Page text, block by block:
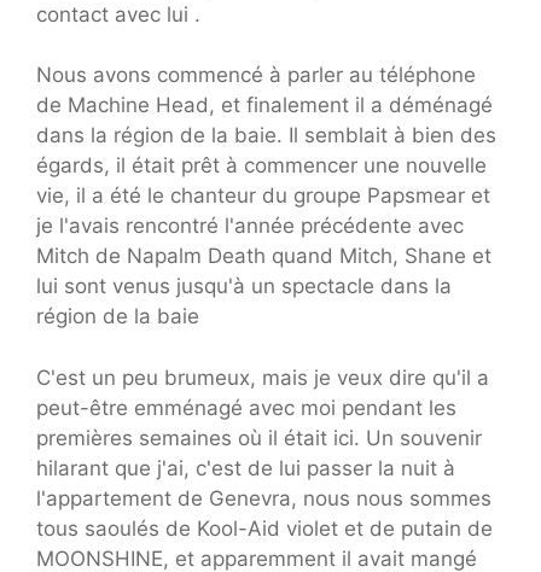
contact avec lui .
Nous avons commencé à parler au téléphone
de Machine Head, et finalement il a déménagé
dans la région de la baie. Il semblait à bien des
égards, il était prêt à commencer une nouvelle
vie, il a été le chanteur du groupe Papsmear et
je l'avais rencontré l'année précédente avec
Mitch de Napalm Death quand Mitch, Shane et
lui sont venus jusqu'à un spectacle dans la
région de la baie
C'est un peu brumeux, mais je veux dire qu'il a
peut-être emménagé avec moi pendant les
premières semaines où il était ici. Un souvenir
hilarant que j'ai, c'est de lui passer la nuit à
l'appartement de Genevra, nous nous sommes
tous saoulés de Kool-Aid violet et de putain de
MOONSHINE, et apparemment il avait mangé